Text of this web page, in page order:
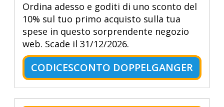
Ordina adesso e goditi di uno sconto del
10% sul tuo primo acquisto sulla tua
spese in questo sorprendente negozio
web. Scade il 31/12/2026.
CODICESCONTO DOPPELGANGER